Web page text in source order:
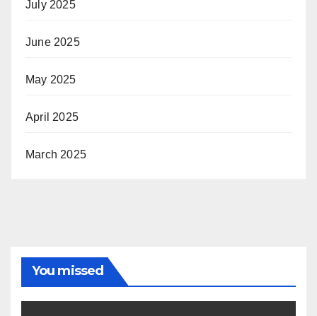
July 2025
June 2025
May 2025
April 2025
March 2025
You missed